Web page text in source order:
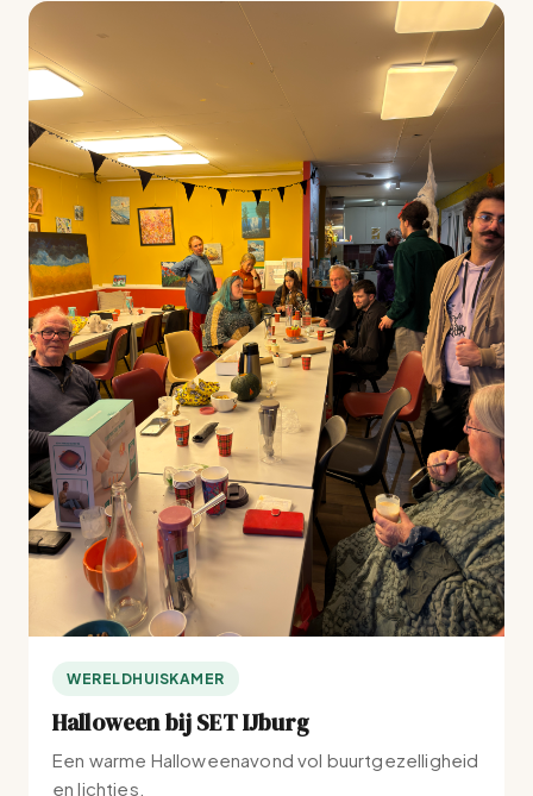
WERELDHUISKAMER
Halloween bij SET IJburg
Een warme Halloweenavond vol buurtgezelligheid
en lichtjes.